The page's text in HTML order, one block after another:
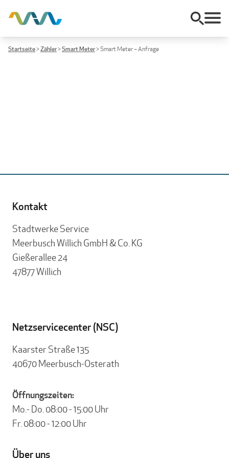
Startseite>Zähler>Smart Meter>Smart Meter – Anfrage
Kontakt
Stadtwerke Service
Meerbusch Willich GmbH & Co. KG
Gießerallee 24
47877 Willich
Netzservicecenter (NSC)
Kaarster Straße 135
40670 Meerbusch-Osterath
Öffnungszeiten:
Mo.- Do. 08:00 - 15:00 Uhr
Fr. 08:00 - 12:00 Uhr
Über uns